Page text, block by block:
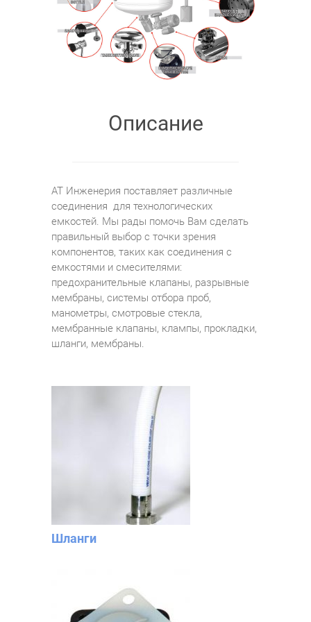
Описание
АТ Инженерия поставляет различные
соединения для технологических
емкостей. Мы рады помочь Вам сделать
правильный выбор с точки зрения
компонентов, таких как соединения с
емкостями и смесителями:
предохранительные клапаны, разрывные
мембраны, системы отбора проб,
манометры, смотровые стекла,
мембранные клапаны, клампы, прокладки,
шланги, мембраны.
Шланги